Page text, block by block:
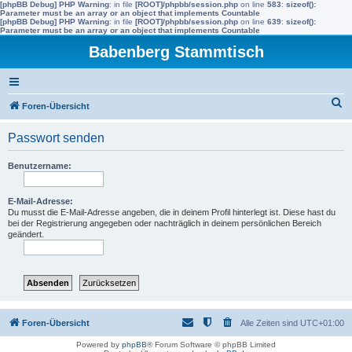
[phpBB Debug] PHP Warning: in file [ROOT]/phpbb/session.php on line 583: sizeof():
Parameter must be an array or an object that implements Countable
[phpBB Debug] PHP Warning: in file [ROOT]/phpbb/session.php on line 639: sizeof():
Parameter must be an array or an object that implements Countable
Babenberg Stammtisch
Foren-Übersicht
Passwort senden
Benutzername:
E-Mail-Adresse:
Du musst die E-Mail-Adresse angeben, die in deinem Profil hinterlegt ist. Diese hast du
bei der Registrierung angegeben oder nachträglich in deinem persönlichen Bereich
geändert.
Foren-Übersicht Alle Zeiten sind UTC+01:00
Powered by phpBB® Forum Software © phpBB Limited